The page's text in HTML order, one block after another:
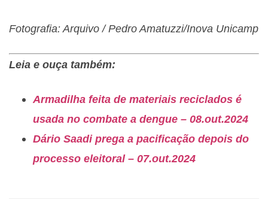
Fotografia: Arquivo / Pedro Amatuzzi/Inova Unicamp
Leia e ouça também:
Armadilha feita de materiais reciclados é
usada no combate a dengue – 08.out.2024
Dário Saadi prega a pacificação depois do
processo eleitoral – 07.out.2024